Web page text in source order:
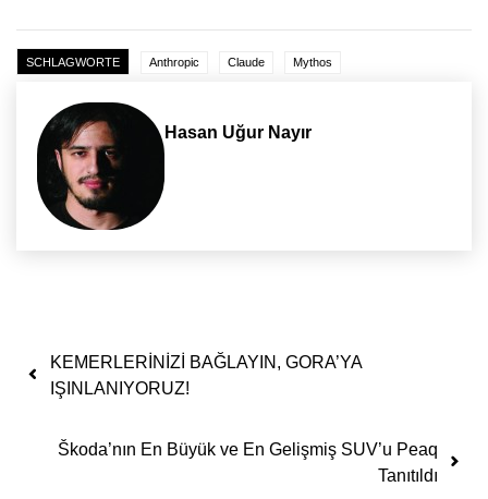
SCHLAGWORTE Anthropic Claude Mythos
Hasan Uğur Nayır
Yazı dolaşımı
KEMERLERİNİZİ BAĞLAYIN, GORA’YA
IŞINLANIYORUZ!
Škoda’nın En Büyük ve En Gelişmiş SUV’u Peaq
Tanıtıldı